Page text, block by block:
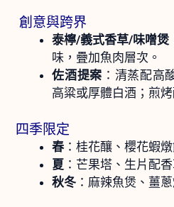
創意與跨界
泰檸/義式香草/味噌煲
味，疊加魚肉層次。
佐酒提案 ：清蒸配高
高粱或厚體白酒；煎
四季限定
春 ：桂花釀、櫻花蝦
夏 ：芒果塔、生片配
秋冬 ：麻辣魚煲、薑